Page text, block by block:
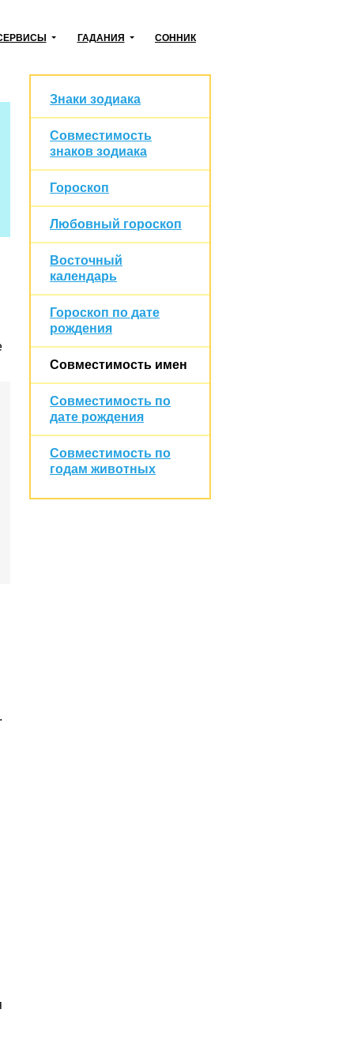
ГАДАНИЯ СОННИК
Знаки зодиака
Совместимость
знаков зодиака
Гороскоп
Любовный гороскоп
Восточный
календарь
Гороскоп по дате
рождения
Совместимость имен
Совместимость по
дате рождения
Совместимость по
годам животных